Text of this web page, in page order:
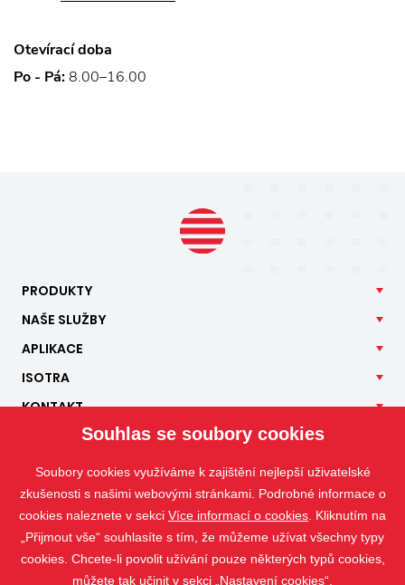
Otevírací doba
Po - Pá:8.00–16.00
PRODUKTY
NAŠE SLUŽBY
APLIKACE
ISOTRA
KONTAKT
Souhlas se soubory cookies
Soubory cookies využíváme k zajištění nejlepší uživatelské
zkušenosti s našimi webovými stránkami. Podrobné informace o
cookies naleznete v sekci Více informací o cookies . Kliknutím na
„Přijmout vše“ souhlasíte s tím, že můžeme užívat všechny typy
cookies. Chcete-li povolit užívání pouze některých typů cookies,
můžete tak učinit v sekci „Nastavení cookies“.